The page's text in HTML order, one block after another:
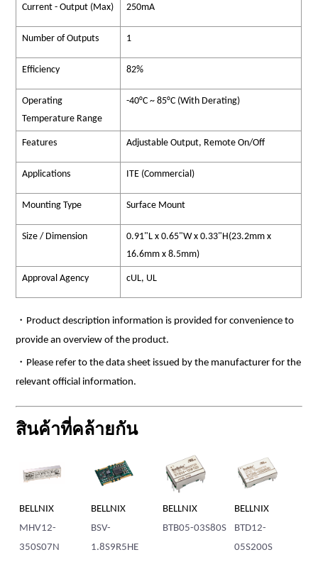
Current - Output (Max) 250mA
Number of Outputs 1
Efficiency 82%
Operating
Temperature Range
-40°C ~ 85°C (With Derating)
Features Adjustable Output, Remote On/Off
Applications ITE (Commercial)
Mounting Type Surface Mount
Size / Dimension
0.91"L x 0.65"W x 0.33"H(23.2mm x
16.6mm x 8.5mm)
Approval Agency cUL, UL
・Product description information is provided for convenience to
provide an overview of the product.
・Please refer to the data sheet issued by the manufacturer for the
relevant official information.
สินค้าที่คล้ายกัน
BELLNIX
MHV12-
350S07N
BELLNIX
BSV-
1.8S9R5HE
BELLNIX
BTB05-03S80S
BELLNIX
BTD12-
05S200S